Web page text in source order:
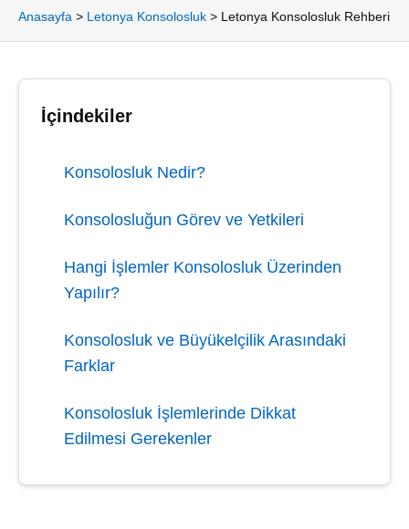
Anasayfa > Letonya Konsolosluk > Letonya Konsolosluk Rehberi
İçindekiler
Konsolosluk Nedir?
Konsolosluğun Görev ve Yetkileri
Hangi İşlemler Konsolosluk Üzerinden
Yapılır?
Konsolosluk ve Büyükelçilik Arasındaki
Farklar
Konsolosluk İşlemlerinde Dikkat
Edilmesi Gerekenler